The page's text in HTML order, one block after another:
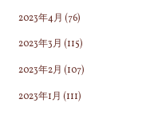
2023年4月 (76)
2023年3月 (115)
2023年2月 (107)
2023年1月 (111)